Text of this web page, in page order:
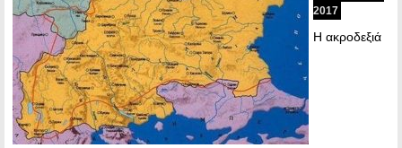
2017
Η ακροδεξιά